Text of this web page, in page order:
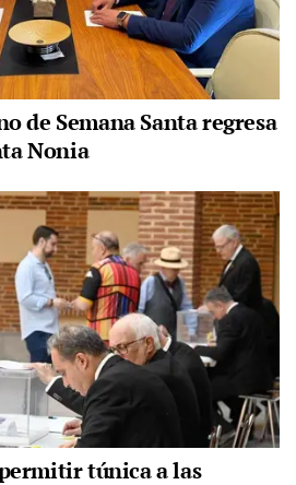
de Semana Santa regresa
Nonia
túnica a las